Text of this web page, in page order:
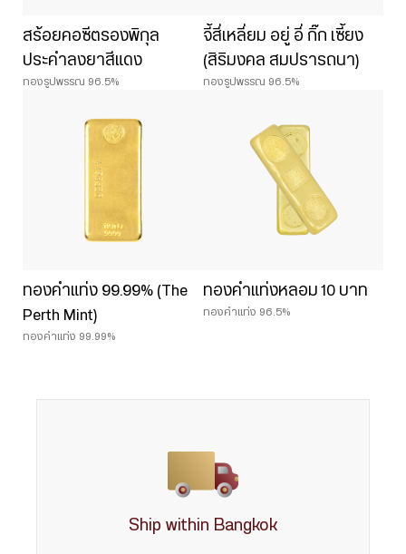
สร้อยคอซีตรองพิกุล
ประคำลงยาสีแดง
ทองรูปพรรณ 96.5%
จี้สี่เหลี่ยม อยู่ อี่ กิ๊ก เซี้ยง
(สิริมงคล สมปรารถนา)
ทองรูปพรรณ 96.5%
ทองคำแท่ง 99.99% (The
Perth Mint)
ทองคำแท่ง 99.99%
ทองคำแท่งหลอม 10 บาท
ทองคำแท่ง 96.5%
Ship within Bangkok